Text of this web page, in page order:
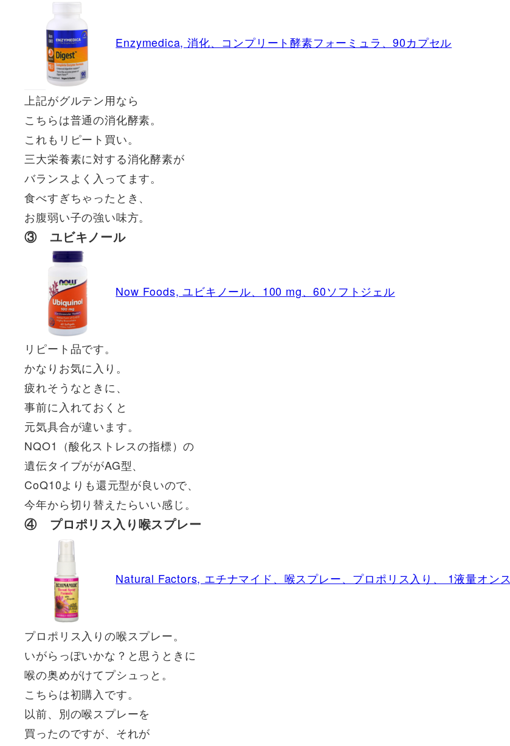
Enzymedica, 消化、コンプリート酵素フォーミュラ、90カプセル
上記がグルテン用なら
こちらは普通の消化酵素。
これもリピート買い。
三大栄養素に対する消化酵素が
バランスよく入ってます。
食べすぎちゃったとき、
お腹弱い子の強い味方。
③ ユビキノール
Now Foods, ユビキノール、100 mg、60ソフトジェル
リピート品です。
かなりお気に入り。
疲れそうなときに、
事前に入れておくと
元気具合が違います。
NQO1（酸化ストレスの指標）の
遺伝タイプががAG型、
CoQ10よりも還元型が良いので、
今年から切り替えたらいい感じ。
④ プロポリス入り喉スプレー
Natural Factors, エチナマイド、喉スプレー、プロポリス入り、 1液量オンス
プロポリス入りの喉スプレー。
いがらっぽいかな？と思うときに
喉の奥めがけてプシュっと。
こちらは初購入です。
以前、別の喉スプレーを
買ったのですが、それが